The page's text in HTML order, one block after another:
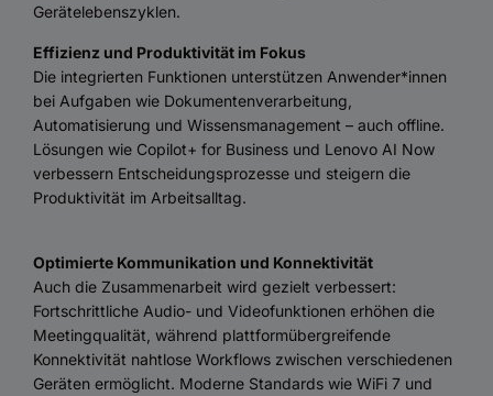
Gerätelebenszyklen.
Effizienz und Produktivität im Fokus
Die integrierten Funktionen unterstützen Anwender*innen
bei Aufgaben wie Dokumentenverarbeitung,
Automatisierung und Wissensmanagement – auch offline.
Lösungen wie Copilot+ for Business und Lenovo AI Now
verbessern Entscheidungsprozesse und steigern die
Produktivität im Arbeitsalltag.
Optimierte Kommunikation und Konnektivität
Auch die Zusammenarbeit wird gezielt verbessert:
Fortschrittliche Audio- und Videofunktionen erhöhen die
Meetingqualität, während plattformübergreifende
Konnektivität nahtlose Workflows zwischen verschiedenen
Geräten ermöglicht. Moderne Standards wie WiFi 7 und